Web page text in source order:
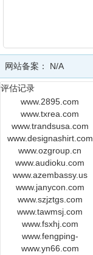
网站备案： N/A
评估记录
www.2895.com
www.txrea.com
www.trandsusa.com
www.designashirt.com
www.ozgroup.cn
www.audioku.com
www.azembassy.us
www.janycon.com
www.szjztgs.com
www.tawmsj.com
www.fsxhj.com
www.fengping-
efu.com
www.yn66.com